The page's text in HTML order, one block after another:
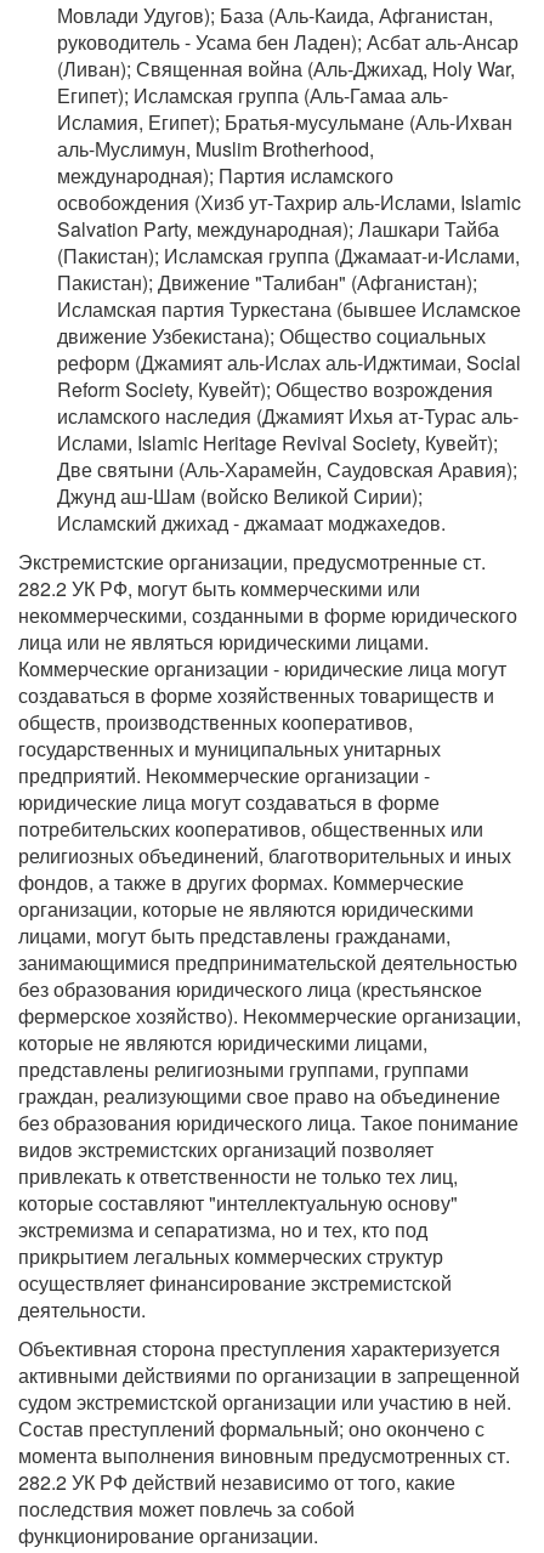
Мовлади Удугов); База (Аль-Каида, Афганистан,
руководитель - Усама бен Ладен); Асбат аль-Ансар
(Ливан); Священная война (Аль-Джихад, Holy War,
Египет); Исламская группа (Аль-Гамаа аль-
Исламия, Египет); Братья-мусульмане (Аль-Ихван
аль-Муслимун, Muslim Brotherhood,
международная); Партия исламского
освобождения (Хизб ут-Тахрир аль-Ислами, Islamic
Salvation Party, международная); Лашкари Тайба
(Пакистан); Исламская группа (Джамаат-и-Ислами,
Пакистан); Движение "Талибан" (Афганистан);
Исламская партия Туркестана (бывшее Исламское
движение Узбекистана); Общество социальных
реформ (Джамият аль-Ислах аль-Иджтимаи, Social
Reform Society, Кувейт); Общество возрождения
исламского наследия (Джамият Ихья ат-Турас аль-
Ислами, Islamic Heritage Revival Society, Кувейт);
Две святыни (Аль-Харамейн, Саудовская Аравия);
Джунд аш-Шам (войско Великой Сирии);
Исламский джихад - джамаат моджахедов.
Экстремистские организации, предусмотренные ст.
282.2 УК РФ, могут быть коммерческими или
некоммерческими, созданными в форме юридического
лица или не являться юридическими лицами.
Коммерческие организации - юридические лица могут
создаваться в форме хозяйственных товариществ и
обществ, производственных кооперативов,
государственных и муниципальных унитарных
предприятий. Некоммерческие организации -
юридические лица могут создаваться в форме
потребительских кооперативов, общественных или
религиозных объединений, благотворительных и иных
фондов, а также в других формах. Коммерческие
организации, которые не являются юридическими
лицами, могут быть представлены гражданами,
занимающимися предпринимательской деятельностью
без образования юридического лица (крестьянское
фермерское хозяйство). Некоммерческие организации,
которые не являются юридическими лицами,
представлены религиозными группами, группами
граждан, реализующими свое право на объединение
без образования юридического лица. Такое понимание
видов экстремистских организаций позволяет
привлекать к ответственности не только тех лиц,
которые составляют "интеллектуальную основу"
экстремизма и сепаратизма, но и тех, кто под
прикрытием легальных коммерческих структур
осуществляет финансирование экстремистской
деятельности.
Объективная сторона преступления характеризуется
активными действиями по организации в запрещенной
судом экстремистской организации или участию в ней.
Состав преступлений формальный; оно окончено с
момента выполнения виновным предусмотренных ст.
282.2 УК РФ действий независимо от того, какие
последствия может повлечь за собой
функционирование организации.